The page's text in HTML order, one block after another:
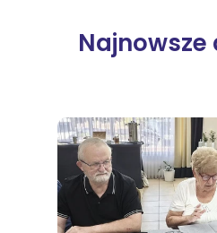
Najnowsze